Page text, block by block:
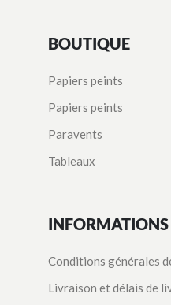
BOUTIQUE
Papiers peints
Papiers peints
Paravents
Tableaux
INFORMATIONS
Conditions générales
Livraison et délais de